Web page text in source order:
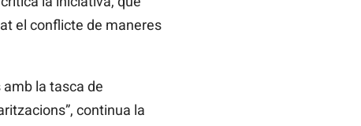
el conflicte de maneres
la tasca de
continua la